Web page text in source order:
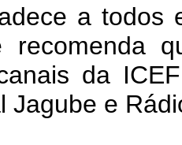
a todos
recomenda
da
Jagube e